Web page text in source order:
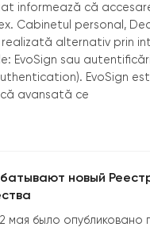
informează că
Cabinetul personal,
alternativ prin
EvoSign sau
EvoSign
avansată ce
новый
мая было опубликовано